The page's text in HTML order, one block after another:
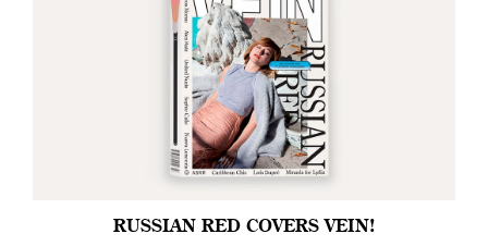
RUSSIAN RED COVERS VEIN!